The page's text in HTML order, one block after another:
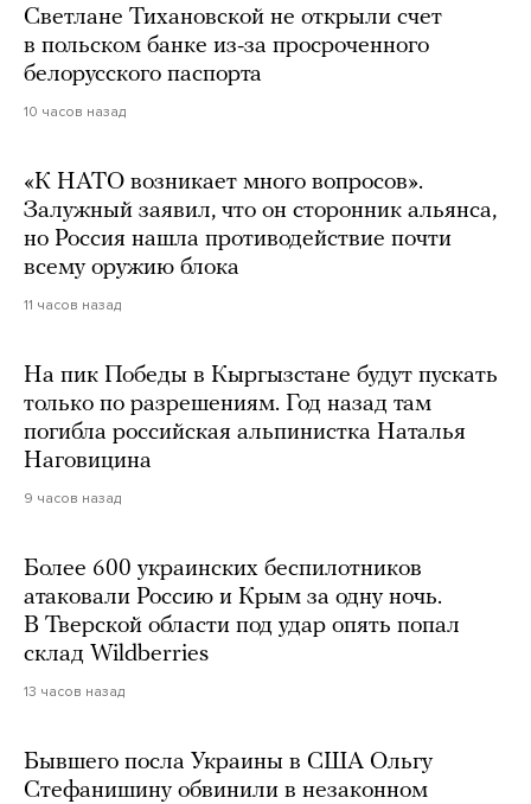
Светлане Тихановской не открыли счет
в польском банке из-за просроченного
белорусского паспорта
10 часов назад
«К НАТО возникает много вопросов».
Залужный заявил, что он сторонник альянса,
но Россия нашла противодействие почти
всему оружию блока
11 часов назад
На пик Победы в Кыргызстане будут пускать
только по разрешениям. Год назад там
погибла российская альпинистка Наталья
Наговицина
9 часов назад
Более 600 украинских беспилотников
атаковали Россию и Крым за одну ночь.
В Тверской области под удар опять попал
склад Wildberries
13 часов назад
Бывшего посла Украины в США Ольгу
Стефанишину обвинили в незаконном